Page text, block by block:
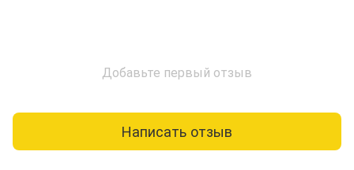
Добавьте первый отзыв
Написать отзыв